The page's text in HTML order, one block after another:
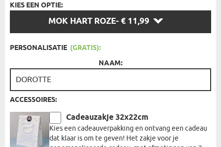
KIES EEN OPTIE:
MOK HART ROZE- € 11,99
OPTIE:
PERSONALISATIE (GRATIS):
NAAM:
ACCESSOIRES:
Cadeauzakje 32x22cm
Kies een cadeauverpakking en ontvang een cadeau
dat klaar is om te geven! Het zakje voor je